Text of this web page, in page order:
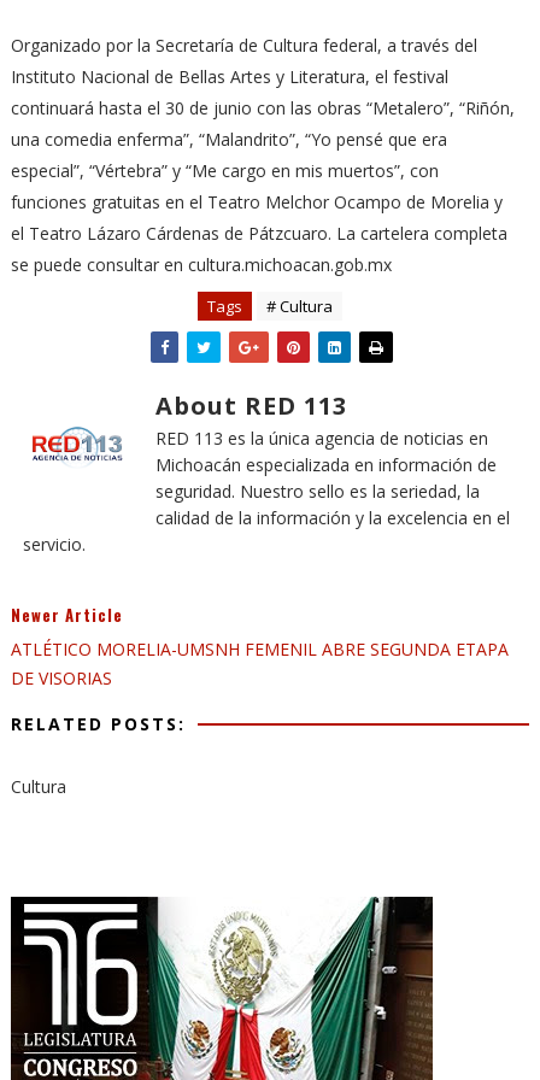
Organizado por la Secretaría de Cultura federal, a través del
Instituto Nacional de Bellas Artes y Literatura, el festival
continuará hasta el 30 de junio con las obras “Metalero”, “Riñón,
una comedia enferma”, “Malandrito”, “Yo pensé que era
especial”, “Vértebra” y “Me cargo en mis muertos”, con
funciones gratuitas en el Teatro Melchor Ocampo de Morelia y
el Teatro Lázaro Cárdenas de Pátzcuaro. La cartelera completa
se puede consultar en cultura.michoacan.gob.mx
Tags # Cultura
About RED 113
RED 113 es la única agencia de noticias en
Michoacán especializada en información de
seguridad. Nuestro sello es la seriedad, la
calidad de la información y la excelencia en el
servicio.
Newer Article
ATLÉTICO MORELIA-UMSNH FEMENIL ABRE SEGUNDA ETAPA
DE VISORIAS
RELATED POSTS:
Cultura